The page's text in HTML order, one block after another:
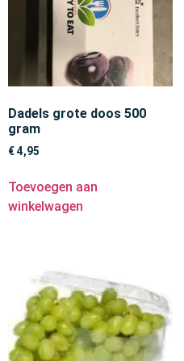
Dadels grote doos 500
gram
€4,95
Toevoegen aan
winkelwagen